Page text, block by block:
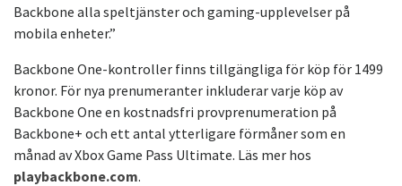
Backbone alla speltjänster och gaming-upplevelser på
mobila enheter.”
Backbone One-kontroller finns tillgängliga för köp för 1499
kronor. För nya prenumeranter inkluderar varje köp av
Backbone One en kostnadsfri provprenumeration på
Backbone+ och ett antal ytterligare förmåner som en
månad av Xbox Game Pass Ultimate. Läs mer hos
playbackbone.com.